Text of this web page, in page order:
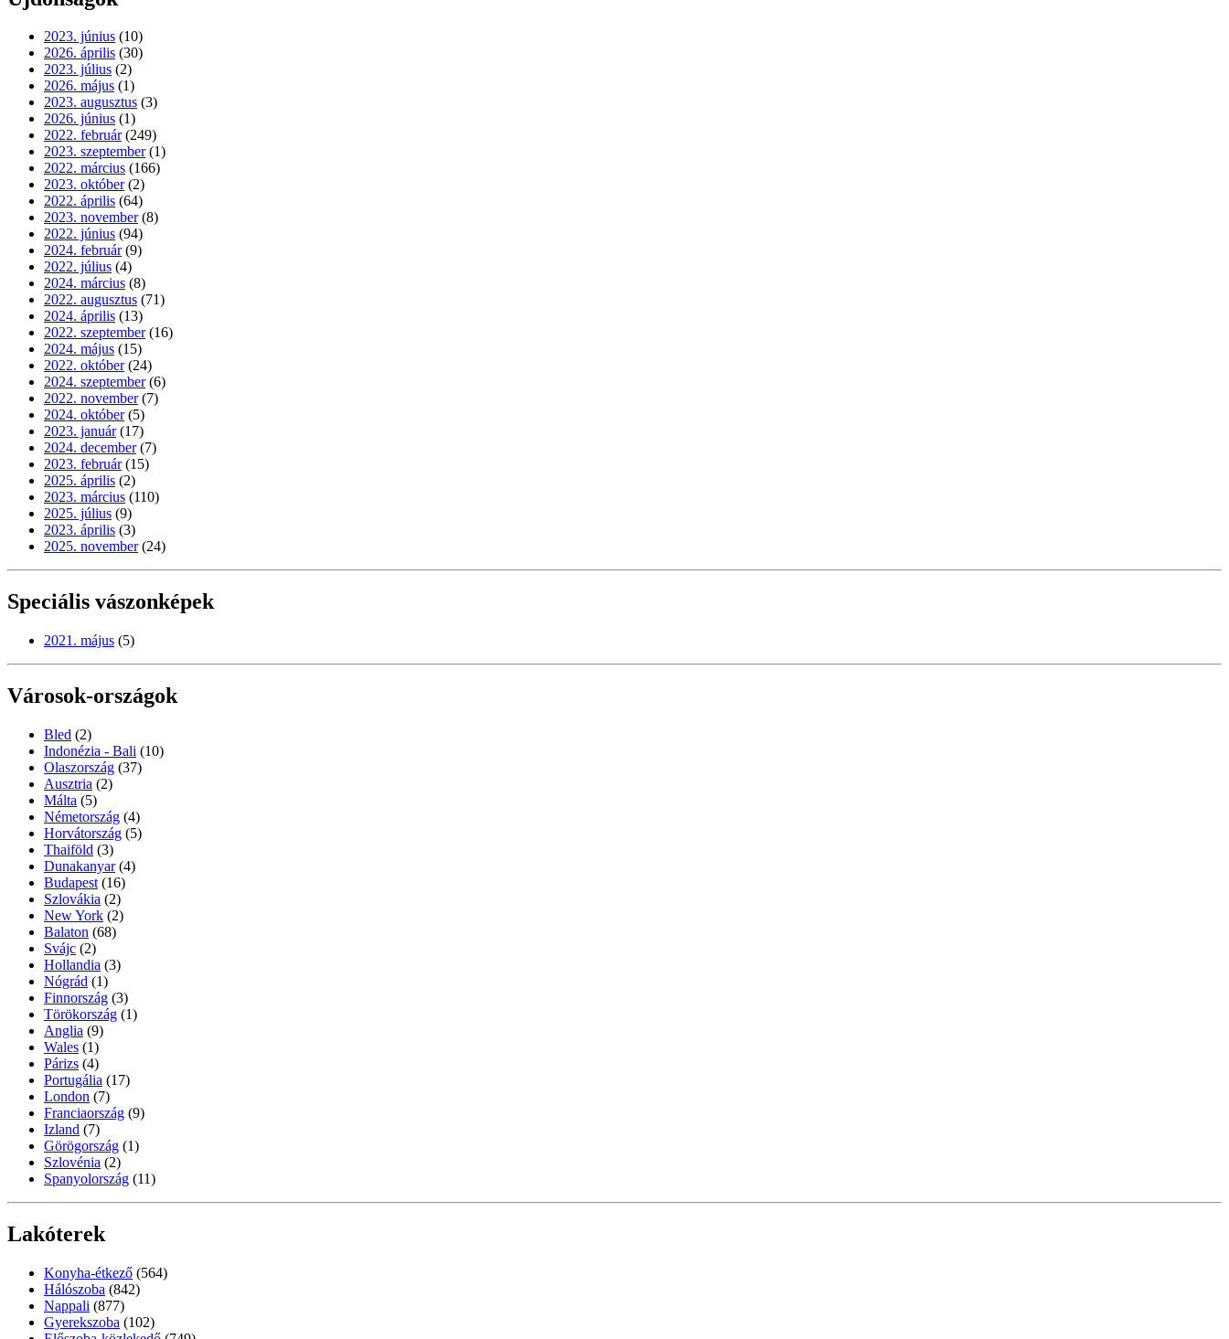
2023. június (10)
2026. április (30)
2023. július (2)
2026. május (1)
2023. augusztus (3)
2026. június (1)
2022. február (249)
2023. szeptember (1)
2022. március (166)
2023. október (2)
2022. április (64)
2023. november (8)
2022. június (94)
2024. február (9)
2022. július (4)
2024. március (8)
2022. augusztus (71)
2024. április (13)
2022. szeptember (16)
2024. május (15)
2022. október (24)
2024. szeptember (6)
2022. november (7)
2024. október (5)
2023. január (17)
2024. december (7)
2023. február (15)
2025. április (2)
2023. március (110)
2025. július (9)
2023. április (3)
2025. november (24)
Speciális vászonképek
2021. május (5)
Városok-országok
Bled (2)
Indonézia - Bali (10)
Olaszország (37)
Ausztria (2)
Málta (5)
Németország (4)
Horvátország (5)
Thaiföld (3)
Dunakanyar (4)
Budapest (16)
Szlovákia (2)
New York (2)
Balaton (68)
Svájc (2)
Hollandia (3)
Nógrád (1)
Finnország (3)
Törökország (1)
Anglia (9)
Wales (1)
Párizs (4)
Portugália (17)
London (7)
Franciaország (9)
Izland (7)
Görögország (1)
Szlovénia (2)
Spanyolország (11)
Lakóterek
Konyha-étkező (564)
Hálószoba (842)
Nappali (877)
Gyerekszoba (102)